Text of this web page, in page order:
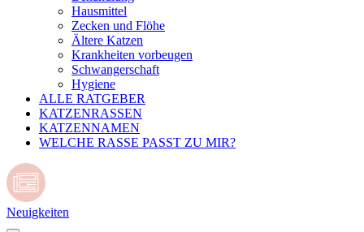
Hausmittel
Zecken und Flöhe
Ältere Katzen
Krankheiten vorbeugen
Schwangerschaft
Hygiene
ALLE RATGEBER
KATZENRASSEN
KATZENNAMEN
WELCHE RASSE PASST ZU MIR?
Neuigkeiten